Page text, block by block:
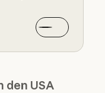
den USA